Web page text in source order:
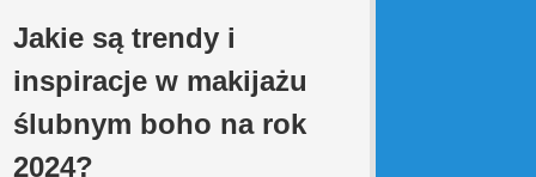
Jakie są trendy i
inspiracje w makijażu
ślubnym boho na rok
2024?